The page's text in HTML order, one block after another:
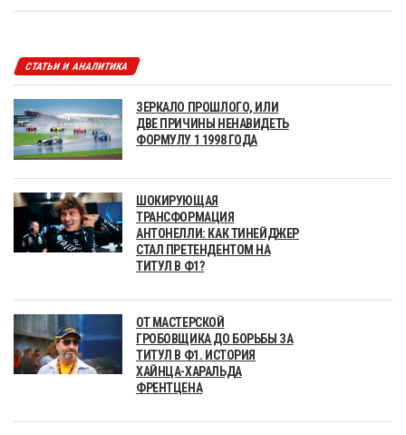
СТАТЬИ И АНАЛИТИКА
ЗЕРКАЛО ПРОШЛОГО, ИЛИ
ДВЕ ПРИЧИНЫ НЕНАВИДЕТЬ
ФОРМУЛУ 1 1998 ГОДА
ШОКИРУЮЩАЯ
ТРАНСФОРМАЦИЯ
АНТОНЕЛЛИ: КАК ТИНЕЙДЖЕР
СТАЛ ПРЕТЕНДЕНТОМ НА
ТИТУЛ В Ф1?
ОТ МАСТЕРСКОЙ
ГРОБОВЩИКА ДО БОРЬБЫ ЗА
ТИТУЛ В Ф1. ИСТОРИЯ
ХАЙНЦА-ХАРАЛЬДА
ФРЕНТЦЕНА